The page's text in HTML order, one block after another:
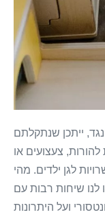
ייתכן שנתקלתם
צעצועים או
לגן ילדים. מהי
לנו שיחות רבות עם
ועל היתרונות